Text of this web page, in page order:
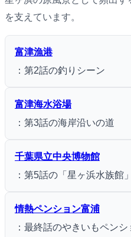
を支えています。
富津漁港
：第2話の釣りシーン
富津海水浴場
：第3話の海岸沿いの道
千葉県立中央博物館
：第5話の「星ヶ浜水族館」
情熱ペンション富浦
：最終話のやきいもペンシ